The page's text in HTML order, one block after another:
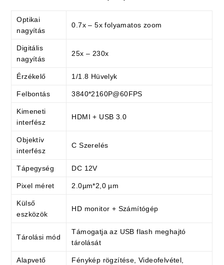
Optikai
nagyítás
0.7x – 5x folyamatos zoom
Digitális
nagyítás
25x – 230x
Érzékelő 1/1.8 Hüvelyk
Felbontás 3840*2160P@60FPS
Kimeneti
interfész
HDMI + USB 3.0
Objektív
interfész
C Szerelés
Tápegység DC 12V
Pixel méret 2.0µm*2,0 µm
Külső
eszközök
HD monitor + Számítógép
Tárolási mód
Támogatja az USB flash meghajtó
tárolását
Alapvető
Fénykép rögzítése, Videofelvétel,